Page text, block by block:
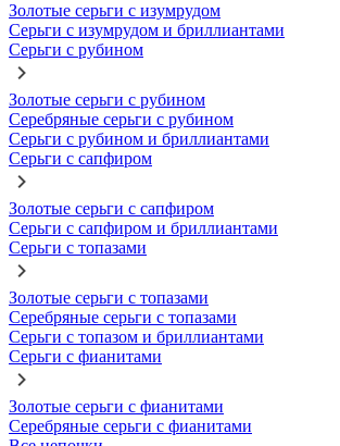
Золотые серьги с изумрудом
Серьги с изумрудом и бриллиантами
Серьги с рубином
Золотые серьги с рубином
Серебряные серьги с рубином
Серьги с рубином и бриллиантами
Серьги с сапфиром
Золотые серьги с сапфиром
Серьги с сапфиром и бриллиантами
Серьги с топазами
Золотые серьги с топазами
Серебряные серьги с топазами
Серьги с топазом и бриллиантами
Серьги с фианитами
Золотые серьги с фианитами
Серебряные серьги с фианитами